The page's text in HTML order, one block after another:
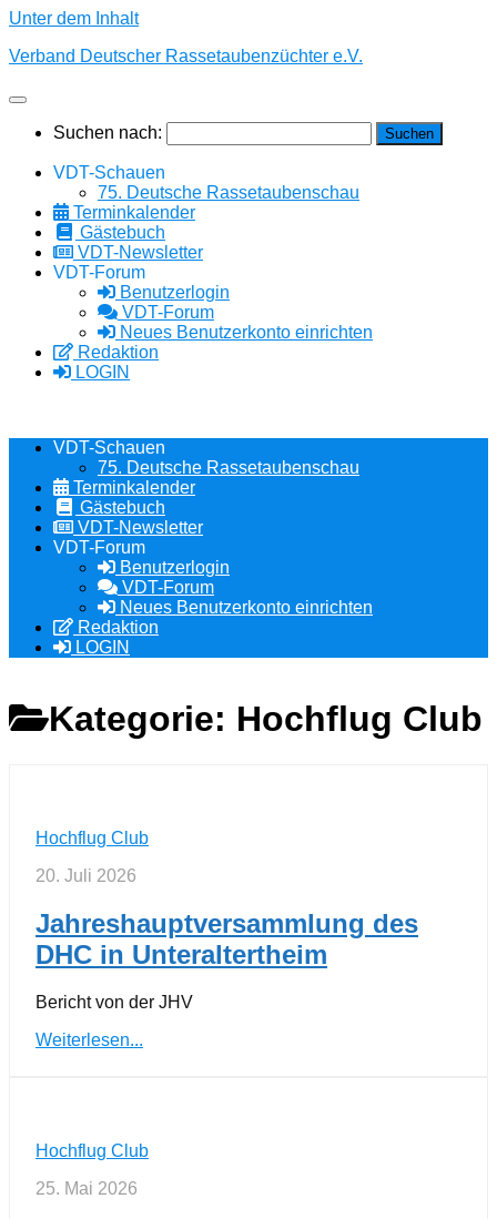
Unter dem Inhalt
Verband Deutscher Rassetaubenzüchter e.V.
Suchen nach:
VDT-Schauen
75. Deutsche Rassetaubenschau
Terminkalender
Gästebuch
VDT-Newsletter
VDT-Forum
Benutzerlogin
VDT-Forum
Neues Benutzerkonto einrichten
Redaktion
LOGIN
VDT-Schauen
75. Deutsche Rassetaubenschau
Terminkalender
Gästebuch
VDT-Newsletter
VDT-Forum
Benutzerlogin
VDT-Forum
Neues Benutzerkonto einrichten
Redaktion
LOGIN
Kategorie: Hochflug Club
Hochflug Club
20. Juli 2026
Jahreshauptversammlung des
DHC in Unteraltertheim
Bericht von der JHV
Weiterlesen...
Hochflug Club
25. Mai 2026